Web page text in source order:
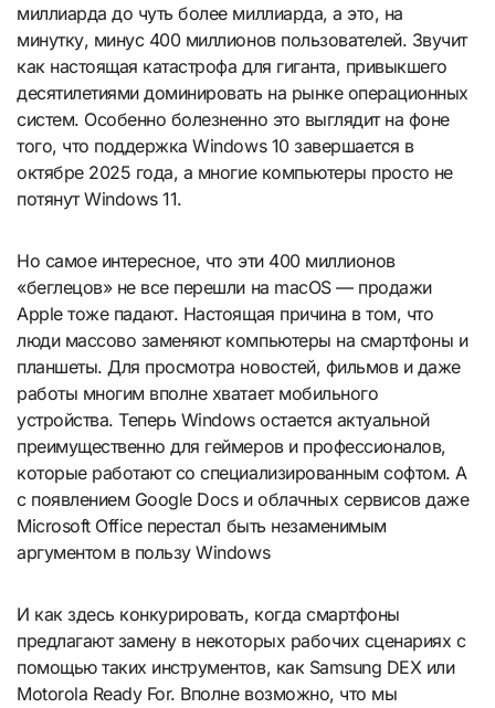
миллиарда до чуть более миллиарда, а это, на
минутку, минус 400 миллионов пользователей. Звучит
как настоящая катастрофа для гиганта, привыкшего
десятилетиями доминировать на рынке операционных
систем. Особенно болезненно это выглядит на фоне
того, что поддержка Windows 10 завершается в
октябре 2025 года, а многие компьютеры просто не
потянут Windows 11.
Но самое интересное, что эти 400 миллионов
«беглецов» не все перешли на macOS — продажи
Apple тоже падают. Настоящая причина в том, что
люди массово заменяют компьютеры на смартфоны и
планшеты. Для просмотра новостей, фильмов и даже
работы многим вполне хватает мобильного
устройства. Теперь Windows остается актуальной
преимущественно для геймеров и профессионалов,
которые работают со специализированным софтом. А
с появлением Google Docs и облачных сервисов даже
Microsoft Office перестал быть незаменимым
аргументом в пользу Windows
И как здесь конкурировать, когда смартфоны
предлагают замену в некоторых рабочих сценариях с
помощью таких инструментов, как Samsung DEX или
Motorola Ready For. Вполне возможно, что мы